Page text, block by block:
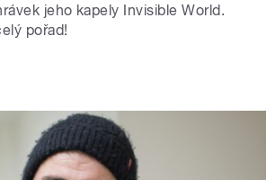
jeho kapely Invisible World.
pořad!